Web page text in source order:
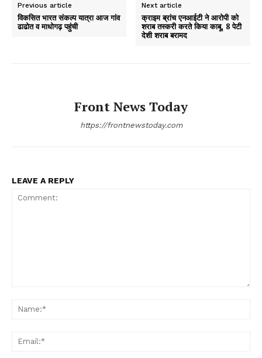
Previous article
विकसित भारत संकल्प यात्रा आज गांव
ढाढोत व माधोगढ़ पहुंची
Next article
क्राइम ब्रांच एनआईटी ने आरोपी को
शराब तस्करी करते किया काबू, 8 पेटी
देशी शराब बरामद
Front News Today
https://frontnewstoday.com
LEAVE A REPLY